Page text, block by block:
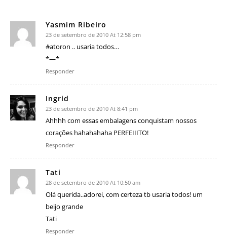
Yasmim Ribeiro
23 de setembro de 2010 At 12:58 pm
#atoron .. usaria todos…
*—*
Responder
Ingrid
23 de setembro de 2010 At 8:41 pm
Ahhhh com essas embalagens conquistam nossos
corações hahahahaha PERFEIIITO!
Responder
Tati
28 de setembro de 2010 At 10:50 am
Olá querida..adorei, com certeza tb usaria todos! um
beijo grande
Tati
Responder